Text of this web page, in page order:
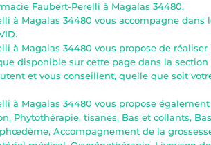
Faubert-Perelli à Magalas 34480.
à Magalas 34480 vous accompagne
à Magalas 34480 vous propose de
disponible sur cette page dans la section
et vous conseillent, quelle que soit
à Magalas 34480 vous propose
Phytothérapie, tisanes, Bas et collants,
Accompagnement de la